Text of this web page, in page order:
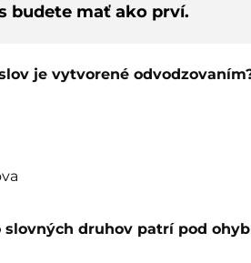
budete mať ako prví.
je vytvorené
slovných druhov patrí pod